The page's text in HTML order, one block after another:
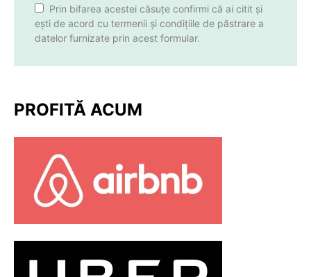
Prin bifarea acestei căsuțe confirmi că ai citit și
ești de acord cu termenii și condițiile de păstrare a
datelor furnizate prin acest formular.
PROFITĂ ACUM